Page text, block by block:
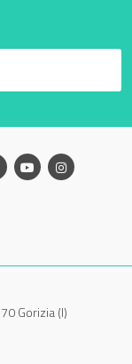
X YoutubeInstagram
Gorizia (I)